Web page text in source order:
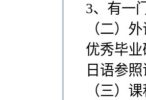
3、有一
（二）
优秀毕
日语参
（三）